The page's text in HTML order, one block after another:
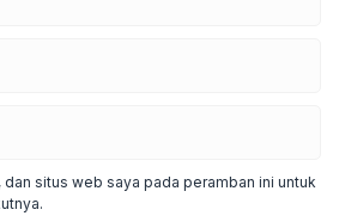
dan situs web saya pada peramban ini untuk